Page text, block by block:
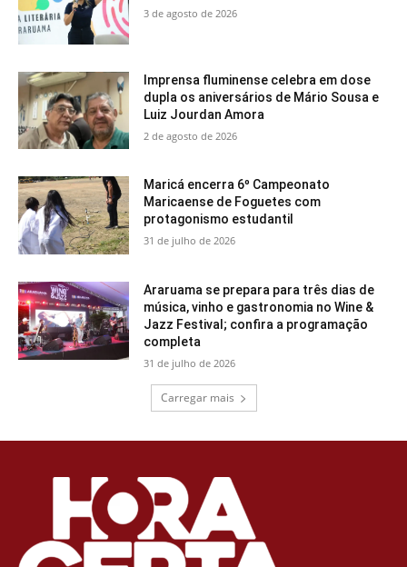
3 de agosto de 2026
Imprensa fluminense celebra em dose
dupla os aniversários de Mário Sousa e
Luiz Jourdan Amora
2 de agosto de 2026
Maricá encerra 6º Campeonato
Maricaense de Foguetes com
protagonismo estudantil
31 de julho de 2026
Araruama se prepara para três dias de
música, vinho e gastronomia no Wine &
Jazz Festival; confira a programação
completa
31 de julho de 2026
Carregar mais